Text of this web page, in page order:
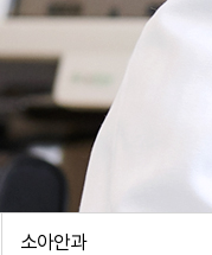
소아안과